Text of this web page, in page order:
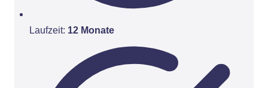
Laufzeit: 12 Monate